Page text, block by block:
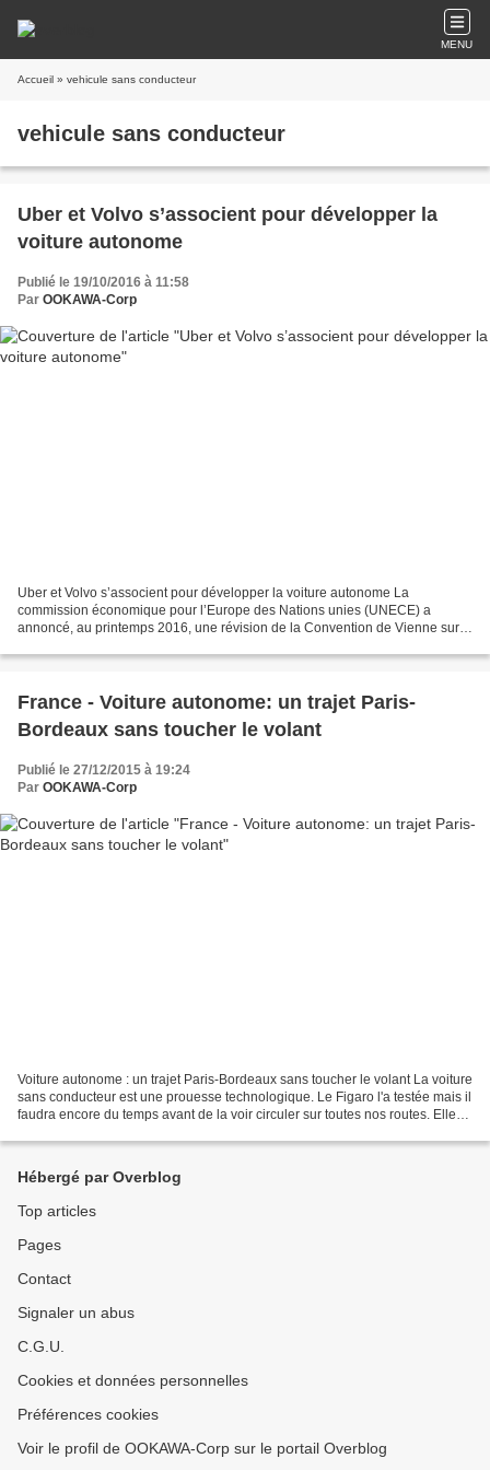
MENU
Accueil » vehicule sans conducteur
vehicule sans conducteur
Uber et Volvo s’associent pour développer la
voiture autonome
Publié le 19/10/2016 à 11:58
Par OOKAWA-Corp
Uber et Volvo s’associent pour développer la voiture autonome La
commission économique pour l’Europe des Nations unies (UNECE) a
annoncé, au printemps 2016, une révision de la Convention de Vienne sur
France - Voiture autonome: un trajet Paris-
Bordeaux sans toucher le volant
Publié le 27/12/2015 à 19:24
Par OOKAWA-Corp
Voiture autonome : un trajet Paris-Bordeaux sans toucher le volant La voiture
sans conducteur est une prouesse technologique. Le Figaro l'a testée mais il
faudra encore du temps avant de la voir circuler sur toutes nos routes. Elle
Hébergé par Overblog
Top articles
Pages
Contact
Signaler un abus
C.G.U.
Cookies et données personnelles
Préférences cookies
Voir le profil de OOKAWA-Corp sur le portail Overblog